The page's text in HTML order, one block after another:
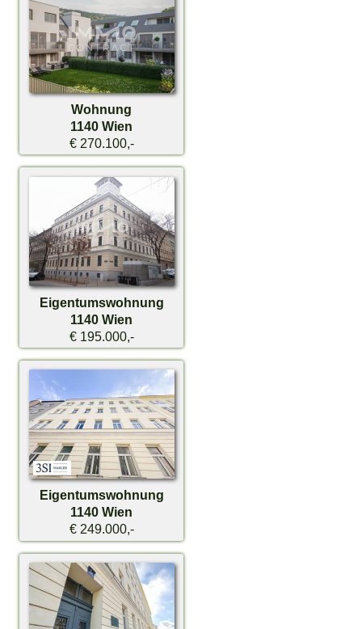
Wohnung
1140 Wien
€ 270.100,-
Eigentumswohnung
1140 Wien
€ 195.000,-
Eigentumswohnung
1140 Wien
€ 249.000,-